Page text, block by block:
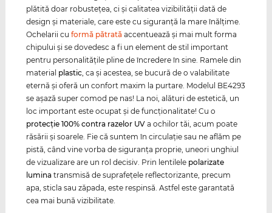
plătită doar robusteţea, ci şi calitatea vizibilităţii dată de
design şi materiale, care este cu siguranţă la mare înălţime.
Ochelarii cuformă pătrată accentuează şi mai mult forma
chipului şi se dovedesc a fi un element de stil important
pentru personalităţile pline de încredere în sine. Ramele din
material plastic, ca şi acestea, se bucură de o valabilitate
eternă şi oferă un confort maxim la purtare. Modelul BE4293
se aşază super comod pe nas! La noi, alături de estetică, un
loc important este ocupat şi de funcţionalitate! Cu o
protecţie 100% contra razelor UV a ochilor tăi, acum poate
răsării şi soarele. Fie că suntem în circulaţie sau ne aflăm pe
pistă, când vine vorba de siguranţa proprie, uneori unghiul
de vizualizare are un rol decisiv. Prin lentilele polarizate
lumina transmisă de suprafeţele reflectorizante, precum
apa, sticla sau zăpada, este respinsă. Astfel este garantată
cea mai bună vizibilitate.